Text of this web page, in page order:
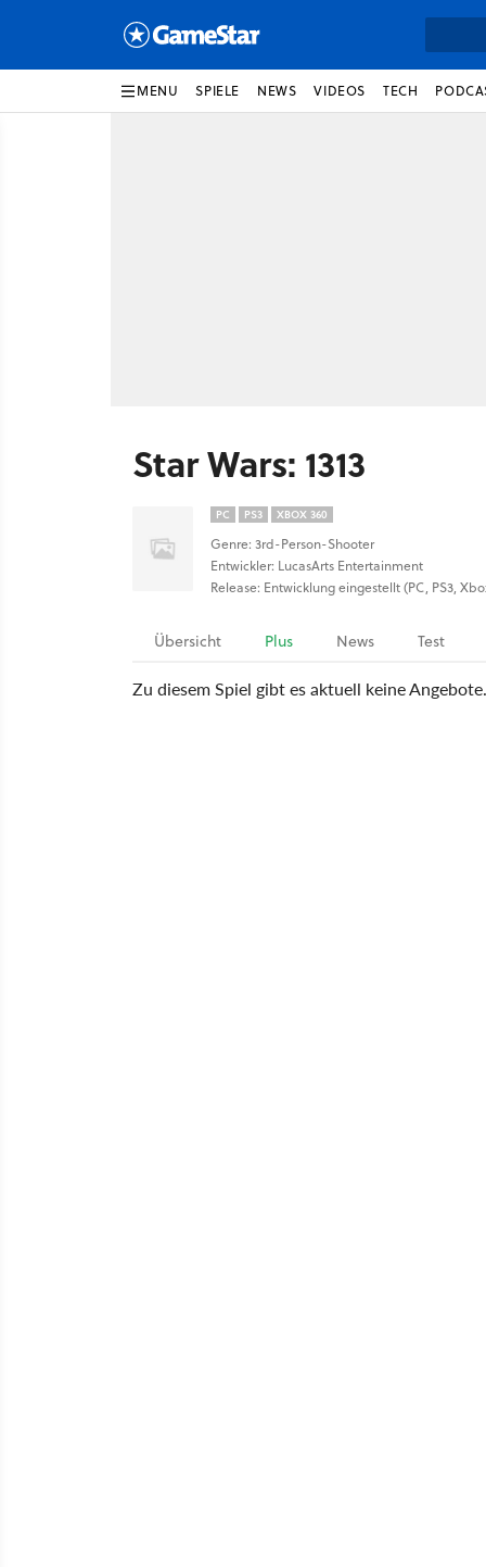
MENU SPIELE NEWS VIDEOS TECH
Star Wars: 1313
PC PS3 XBOX 360
Genre: 3rd-Person-Shooter
Entwickler: LucasArts Entertainment
Release: Entwicklung eingestellt (PC, PS3,
Übersicht Plus News Test
Zu diesem Spiel gibt es aktuell keine Angebote.